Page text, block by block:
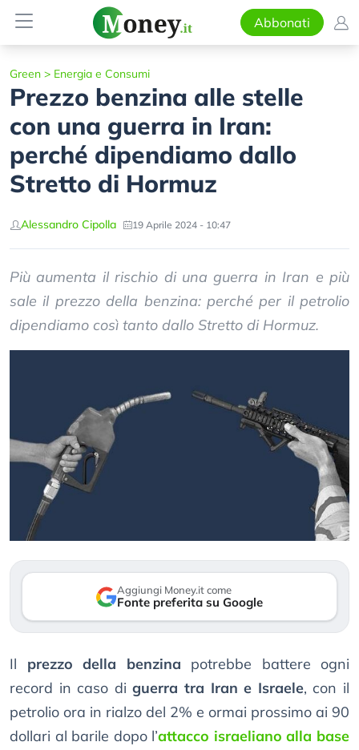
Abbonati
Green > Energia e Consumi
Prezzo benzina alle stelle
con una guerra in Iran:
perché dipendiamo dallo
Stretto di Hormuz
Alessandro Cipolla 19 Aprile 2024 - 10:47
Più aumenta il rischio di una guerra in Iran e più
sale il prezzo della benzina: perché per il petrolio
dipendiamo così tanto dallo Stretto di Hormuz.
Aggiungi Money.it come
Fonte preferita su Google
Il prezzo della benzina potrebbe battere ogni
record in caso diguerra tra Iran e Israele, con il
petrolio ora in rialzo del 2% e ormai prossimo ai 90
dollari al barile dopo l’attacco israeliano alla base